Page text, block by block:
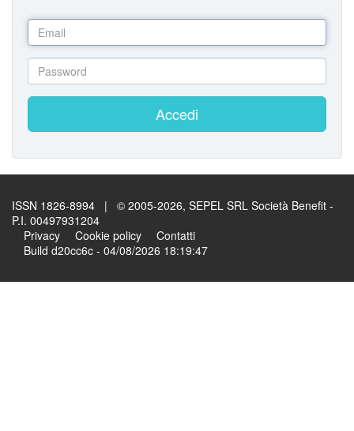
Accedi
ISSN 1826-8994 | © 2005-2026, SEPEL SRL Società Benefit -
P.I. 00497931204
Privacy
Cookie policy
Contatti
Build d20cc6c - 04/08/2026 18:19:47